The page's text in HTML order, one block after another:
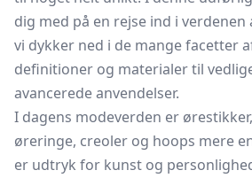
dig med på en rejse ind i
vi dykker ned i de mange
definitioner og materialer til
avancerede anvendelser.
I dagens modeverden er
øreringe, creoler og hoops mere
er udtryk for kunst og